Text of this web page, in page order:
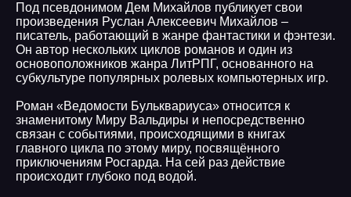
Под псевдонимом Дем Михайлов публикует свои
произведения Руслан Алексеевич Михайлов –
писатель, работающий в жанре фантастики и фэнтези.
Он автор нескольких циклов романов и один из
основоположников жанра ЛитРПГ, основанного на
субкультуре популярных ролевых компьютерных игр.
Роман «Ведомости Бульквариуса» относится к
знаменитому Миру Вальдиры и непосредственно
связан с событиями, происходящими в книгах
главного цикла по этому миру, посвящённого
приключениям Росгарда. На сей раз действие
происходит глубоко под водой.